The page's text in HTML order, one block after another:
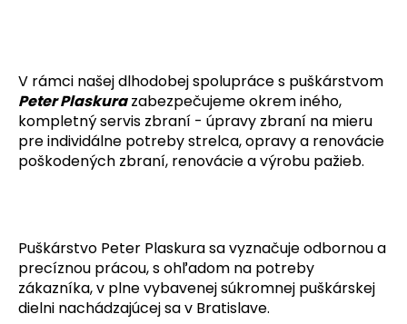
V rámci našej dlhodobej spolupráce s puškárstvom
Peter Plaskurazabezpečujeme okrem iného,
kompletný servis zbraní - úpravy zbraní na mieru
pre individálne potreby strelca, opravy a renovácie
poškodených zbraní, renovácie a výrobu pažieb.
Puškárstvo Peter Plaskura sa vyznačuje odbornou a
precíznou prácou, s ohľadom na potreby
zákazníka, v plne vybavenej súkromnej puškárskej
dielni nachádzajúcej sa v Bratislave.
s
ť
?
O
d